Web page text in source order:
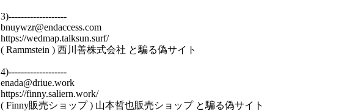
3)-------------------
bnuywzr@endaccess.com
https://wedmap.talksun.surf/
( Rammstein ) 西川善株式会社 と騙る偽サイト
4)-------------------
enada@driue.work
https://finny.saliern.work/
( Finny販売ショップ ) 山本哲也販売ショップ と騙る偽サイト